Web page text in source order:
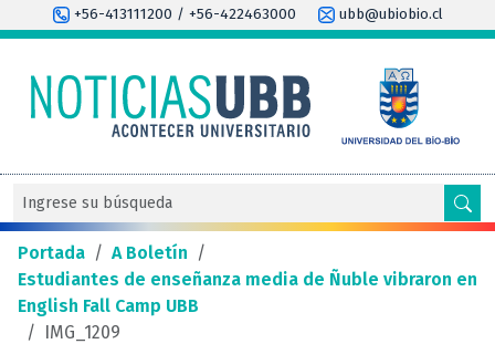
+56-413111200 / +56-422463000 ubb@ubiobio.cl
Portada / A Boletín /
Estudiantes de enseñanza media de Ñuble vibraron en
English Fall Camp UBB
/ IMG_1209